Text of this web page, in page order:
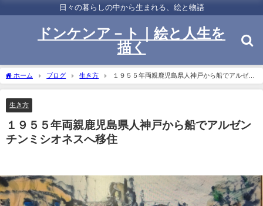
日々の暮らしの中から生まれる、絵と物語
ドンケンア－ト｜絵と人生を
描く
ホーム ブログ 生き方
１９５５年両親鹿児島県人神戸から船でアルゼン
チンミシオネスへ移住
生き方
１９５５年両親鹿児島県人神戸から船でアルゼン
チンミシオネスへ移住